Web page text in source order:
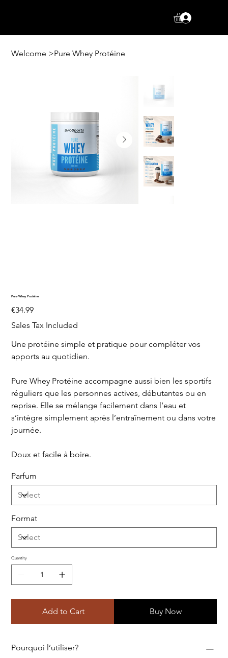
Welcome >Pure Whey Protéine
Pure Whey Protéine
Price
€34.99
Sales Tax Included
Une protéine simple et pratique pour compléter vos
apports au quotidien.
Pure Whey Protéine accompagne aussi bien les sportifs
réguliers que les personnes actives, débutantes ou en
reprise. Elle se mélange facilement dans l’eau et
s’intègre simplement après l’entraînement ou dans votre
journée.
Doux et facile à boire.
Parfum
Format
Quantity
Add to Cart Buy Now
Pourquoi l’utiliser?